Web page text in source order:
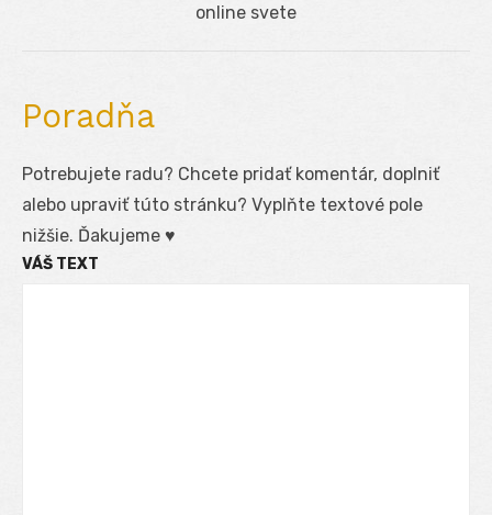
online svete
Poradňa
Potrebujete radu? Chcete pridať komentár, doplniť
alebo upraviť túto stránku? Vyplňte textové pole
nižšie. Ďakujeme ♥
VÁŠ TEXT